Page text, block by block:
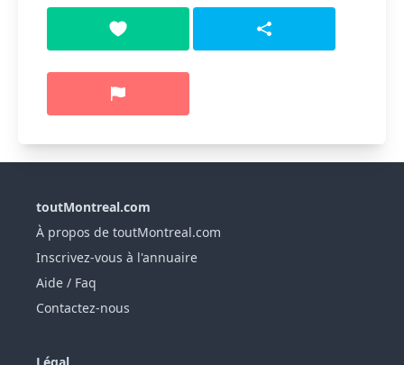
toutMontreal.com
À propos de toutMontreal.com
Inscrivez-vous à l'annuaire
Aide / Faq
Contactez-nous